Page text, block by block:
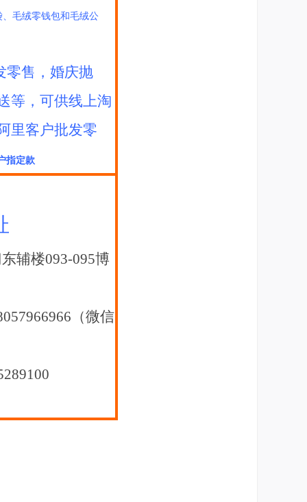
毛绒零钱包和毛绒公
售，婚庆抛
等，可供线上淘
里客户批发零
指定款
辅楼093-095博
（微信